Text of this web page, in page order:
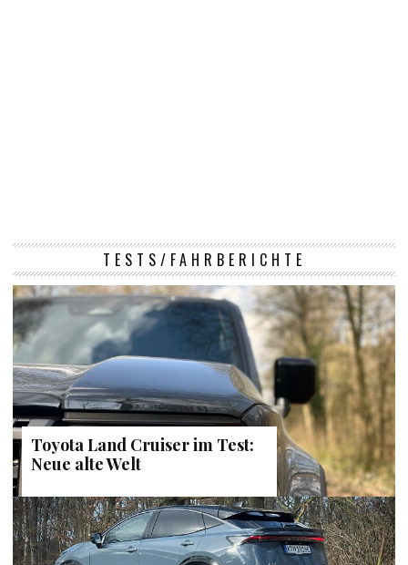
TESTS/FAHRBERICHTE
Toyota Land Cruiser im Test:
Neue alte Welt